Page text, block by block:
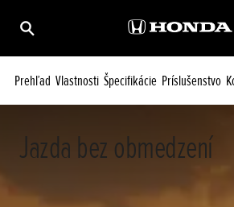
Prehľad Vlastnosti Špecifikácie Príslušenstvo
Jazda bez obmedzení